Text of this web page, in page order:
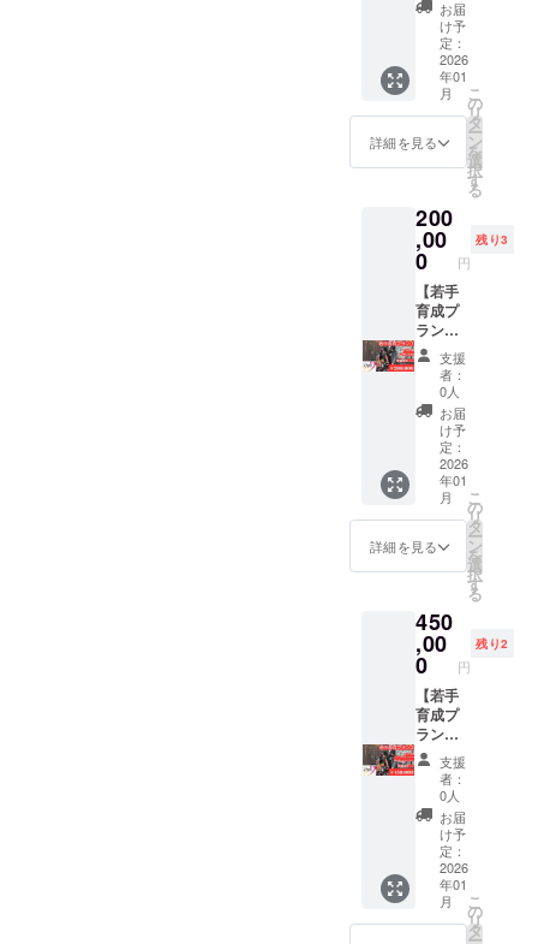
をメー
ルにて
ご案内
しま
す。
ます。
『唯一
無二』
のオー
バー
ホール
バイク
ショッ
す。 ※
オー
バー
ホール
の工賃
のみの
プラン
になり
す。
※パーツ
代は相
談のう
え、別
途費用
が掛か
る場合
があり
2026年
１月～
2029年
12月3日
日まで
1月以降
の利用
開始日
から
13ヵ月
貸し切
ること
ができ
ます。
・ワー
ク
ショッ
プや勉
ショー
などに
活用で
きま
す！ ・
日時は
先着順
で、水
曜日以
外にな
りま
す。 ・
注意事
項：こ
ちらの
リター
ンは事
前協議
が必要
IRE内の
メッ
セージ
機能で
お問い
合わせ
の上、
協議済
みの方
のみご
購入い
ただけ
ます。
お届
け予
定：
2026
年01
月
詳細を見る
こ
の
リ
タ
ー
ン
を
選
択
す
る
200
,00
0 円
残り3
【若手
育成プ
ラン
①】
12ヶ月
間3名限
定で
コーチ
ングい
たしま
す。
「将来
ロード
バイク
選手に
「ロー
ドバイ
クを
乗って
いるが
より本
格的で
自分に
合った
乗り方
が知り
たい」
など ・
沖縄在
住の
方、当
施設に
支援
者：
0人
お届
け予
定：
2026
年01
月
詳細を見る
こ
の
リ
タ
ー
ン
を
選
択
す
る
450
,00
0 円
残り2
【若手
育成プ
ラン
②】
12ヶ月
間2名限
定で
コーチ
ングと
競技に
欠かせ
ない
ロード
支援
者：
0人
お届
け予
定：
2026
年01
月
こ
の
リ
タ